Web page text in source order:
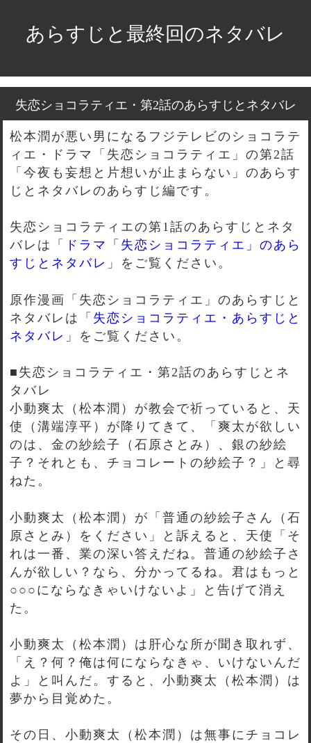
あらすじと最終回のネタバレ
失恋ショコラティエ・第2話のあらすじとネタバレ
松本潤が悪い男になるフジテレビのショコラテ
ィエ・ドラマ「失恋ショコラティエ」の第2話
「今夜も妄想と片想いが止まらない」のあらす
じとネタバレのあらすじ編です。
失恋ショコラティエの第1話のあらすじとネタ
バレは「
ドラマ「失恋ショコラティエ」のあら
すじとネタバレ 」をご覧ください。
原作漫画「失恋ショコラティエ」のあらすじと
ネタバレは「 失恋ショコラティエ・あらすじと
ネタバレ 」をご覧ください。
■失恋ショコラティエ・第2話のあらすじとネ
タバレ
小動爽太（松本潤）が教会で祈っていると、天
使（溝端淳平）が降りてきて、「爽太が欲しい
のは、金の紗絵子（石原さとみ）、銀の紗絵
子？それとも、チョコレートの紗絵子？」と尋
ねた。
小動爽太（松本潤）が「普通の紗絵子さん（石
原さとみ）をください」と訴えると、天使「そ
れは一番、業の深い答えだね。普通の紗絵子さ
んが欲しい？なら、分かってるね。君はもっと
○○○にならなきゃいけないよ」と告げて消え
た。
小動爽太（松本潤）は肝心な所が聞き取れず、
「え？何？俺は何にならなきゃ、いけないんだ
よ」と叫んだ。すると、小動爽太（松本潤）は
夢から目覚めた。
その日、小動爽太（松本潤）は無事にチョコレ